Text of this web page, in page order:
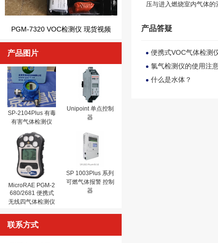
PGM-7320 VOC检测仪 现货视频
产品图片
SP-2104Plus 有毒
有害气体检测仪
Unipoint 单点控制
器
MicroRAE PGM-2
680/2681 便携式
无线四气体检测仪
SP 1003Plus 系列
可燃气体报警 控制
器
联系方式
压与进入燃烧室内气体
产品答疑
便携式VOC气体检测
氯气检测仪的使用注
什么是水体？